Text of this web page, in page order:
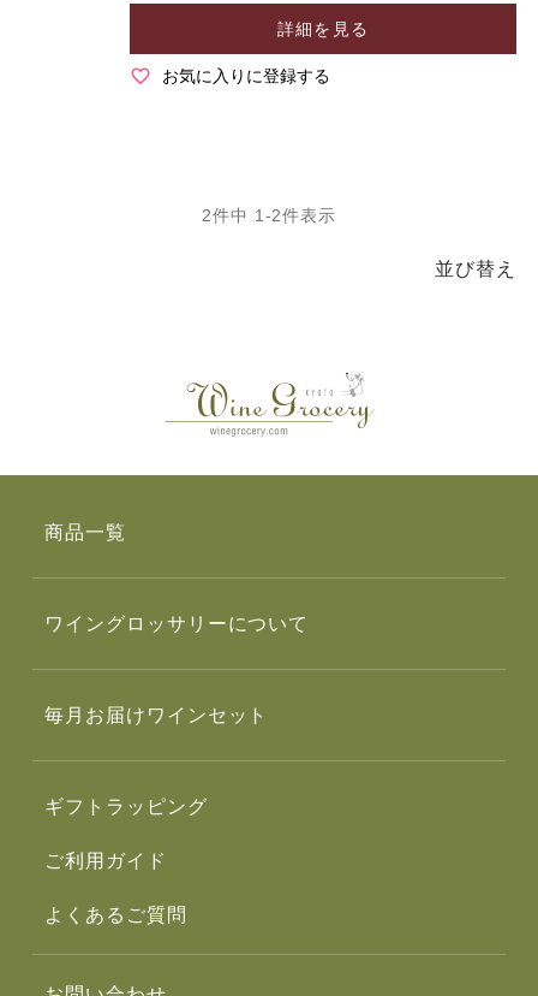
詳細を見る
お気に入りに登録する
並び替え
2件中 1 -2件表示
商品一覧
ワイングロッサリーについて
毎月お届けワインセット
ギフトラッピング
ご利用ガイド
よくあるご質問